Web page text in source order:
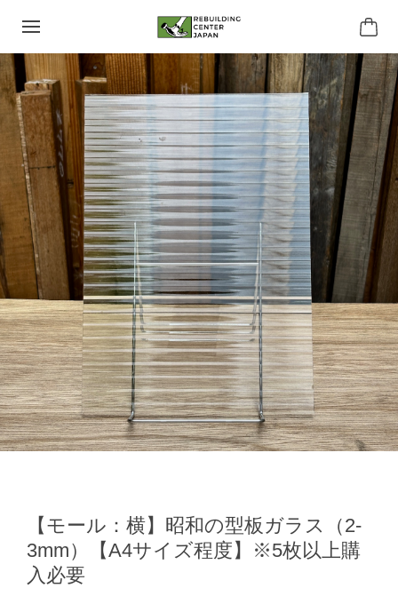
【モール：横】昭和の型板ガラス（2-
3mm）【A4サイズ程度】※5枚以上購
入必要